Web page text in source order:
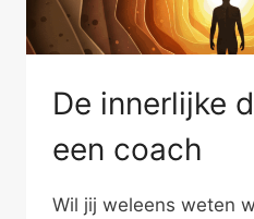
De innerlijke
een coach
Wil jij weleens weten